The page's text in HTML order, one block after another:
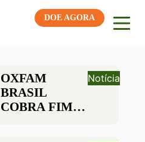
DOE AGORA
OXFAM
BRASIL
COBRA FIM
Notícia